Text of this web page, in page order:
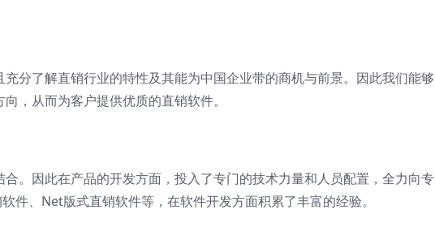
分了解直销行业的特性及其能为中国企业带的商机与前景。因此我们能够
，从而为客户提供优质的直销软件。
。因此在产品的开发方面，投入了专门的技术力量和人员配置，全力向专
件、Net版式直销软件等，在软件开发方面积累了丰富的经验。